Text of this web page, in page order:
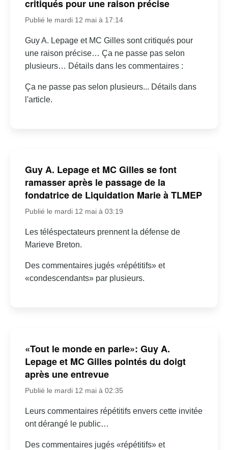
critiqués pour une raison précise
Publié le mardi 12 mai à 17:14
Guy A. Lepage et MC Gilles sont critiqués pour
une raison précise… Ça ne passe pas selon
plusieurs… Détails dans les commentaires :
Ça ne passe pas selon plusieurs... Détails dans
l'article.
Guy A. Lepage et MC Gilles se font
ramasser après le passage de la
fondatrice de Liquidation Marie à TLMEP
Publié le mardi 12 mai à 03:19
Les téléspectateurs prennent la défense de
Marieve Breton.
Des commentaires jugés «répétitifs» et
«condescendants» par plusieurs.
«Tout le monde en parle»: Guy A.
Lepage et MC Gilles pointés du doigt
après une entrevue
Publié le mardi 12 mai à 02:35
Leurs commentaires répétitifs envers cette invitée
ont dérangé le public…
Des commentaires jugés «répétitifs» et